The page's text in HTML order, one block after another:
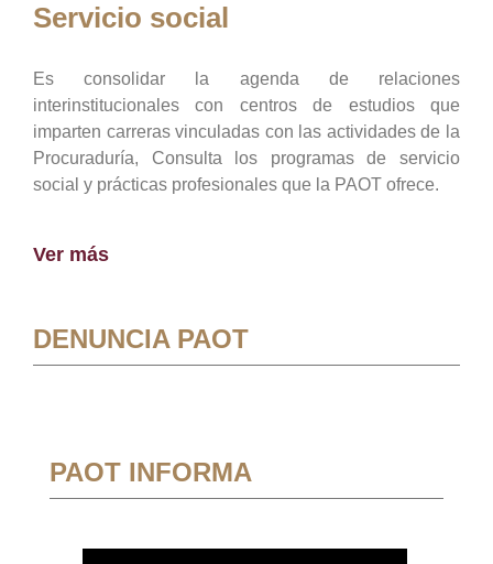
Servicio social
Es consolidar la agenda de relaciones
interinstitucionales con centros de estudios que
imparten carreras vinculadas con las actividades de la
Procuraduría, Consulta los programas de servicio
social y prácticas profesionales que la PAOT ofrece.
Ver más
DENUNCIA PAOT
PAOT INFORMA